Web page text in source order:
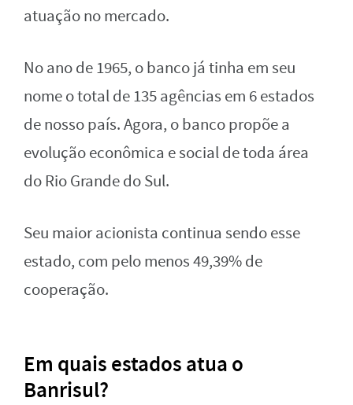
atuação no mercado.
No ano de 1965, o banco já tinha em seu
nome o total de 135 agências em 6 estados
de nosso país. Agora, o banco propõe a
evolução econômica e social de toda área
do Rio Grande do Sul.
Seu maior acionista continua sendo esse
estado, com pelo menos 49,39% de
cooperação.
Em quais estados atua o
Banrisul?